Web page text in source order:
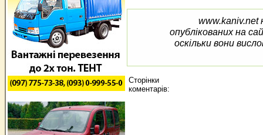
www.kaniv.net
опублікованих на
оскільки вони
Сторінки
коментарів: